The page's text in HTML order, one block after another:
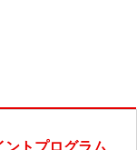
ントプログラム